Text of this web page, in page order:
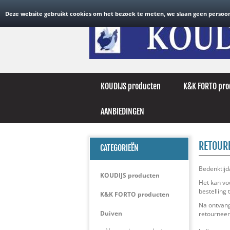
Welkom Gast. Nieuwe klant
KOUDIJS producten K&K FORTO
AANBIEDINGEN
CATEGORIEËN
KOUDIJS producten
K&K FORTO producten
Duiven
Het kan
bestelling
Na
Deze website gebruikt cookies om het bezoek te meten, we slaan geen